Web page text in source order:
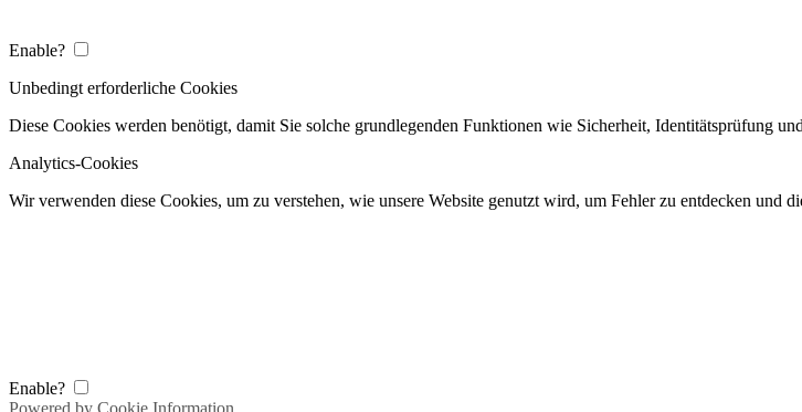
Enable?
Unbedingt erforderliche Cookies
Diese Cookies werden benötigt, damit Sie solche grundlegenden Funktionen wie Sicherheit, Identitätsprüfung
Analytics-Cookies
Wir verwenden diese Cookies, um zu verstehen, wie unsere Website genutzt wird, um Fehler zu entdecken und
Enable?